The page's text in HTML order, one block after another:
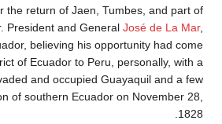
over the return of Jaen, Tumbes,
war. President and General José de
in Ecuador, believing his opportunity
the District of Ecuador to Peru,
force, invaded and occupied Guayaquil
Loja region of southern Ecuador on